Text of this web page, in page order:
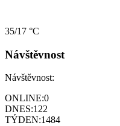
35/17 °C
Návštěvnost
Návštěvnost:
ONLINE:0
DNES:122
TÝDEN:1484